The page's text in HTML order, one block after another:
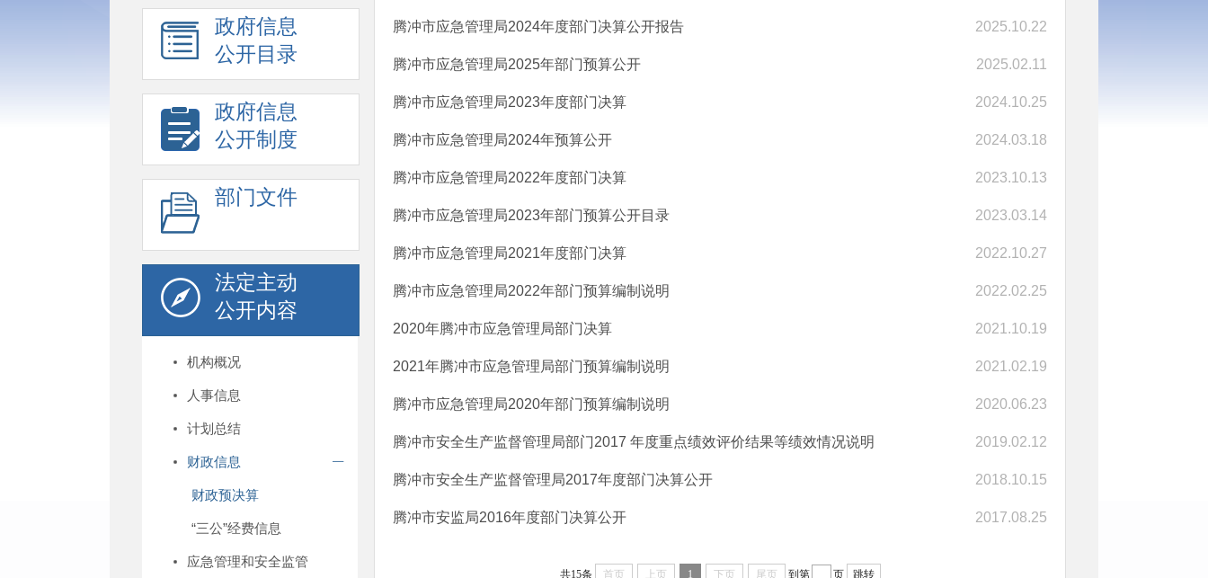
政府信息
公开目录
政府信息
公开制度
部门文件
法定主动
公开内容
机构概况
人事信息
计划总结
财政信息
财政预决算
“三公”经费信息
应急管理和安全监管
腾冲市应急管理局2024年度部门决算公开报告 2025.10.22
腾冲市应急管理局2025年部门预算公开 2025.02.11
腾冲市应急管理局2023年度部门决算 2024.10.25
腾冲市应急管理局2024年预算公开 2024.03.18
腾冲市应急管理局2022年度部门决算 2023.10.13
腾冲市应急管理局2023年部门预算公开目录 2023.03.14
腾冲市应急管理局2021年度部门决算 2022.10.27
腾冲市应急管理局2022年部门预算编制说明 2022.02.25
2020年腾冲市应急管理局部门决算 2021.10.19
2021年腾冲市应急管理局部门预算编制说明 2021.02.19
腾冲市应急管理局2020年部门预算编制说明 2020.06.23
腾冲市安全生产监督管理局部门2017 年度重点绩效评价结果等绩效情况说明 2019.02.12
腾冲市安全生产监督管理局2017年度部门决算公开 2018.10.15
腾冲市安监局2016年度部门决算公开 2017.08.25
共15条 首页 上页 1 下页 尾页 到第 页 跳转